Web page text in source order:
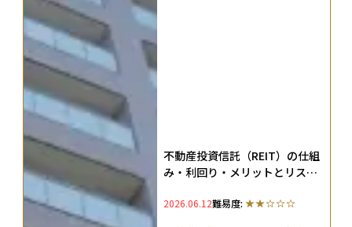
不動産投資信託（REIT）の仕組
み・利回り・メリットとリスク
2026.06.12難易度: